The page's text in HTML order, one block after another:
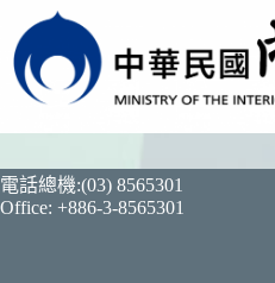
電話總機:(03) 8565301
Office: +886-3-8565301